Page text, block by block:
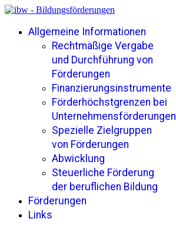
Allgemeine Informationen
Rechtmäßige Vergabe
und Durchführung von
Förderungen
Finanzierungsinstrumente
Förderhöchstgrenzen bei
Unternehmensförderungen
Spezielle Zielgruppen
von Förderungen
Abwicklung
Steuerliche Förderung
der beruflichen Bildung
Förderungen
Links